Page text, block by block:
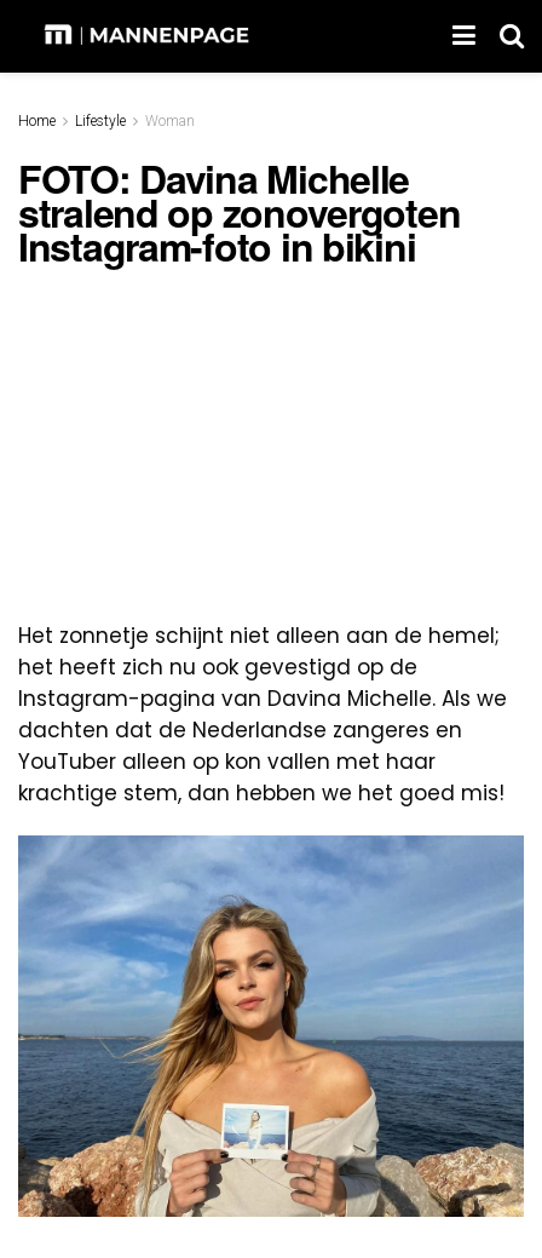
Home Lifestyle Woman
FOTO: Davina Michelle
stralend op zonovergoten
Instagram-foto in bikini
Het zonnetje schijnt niet alleen aan de hemel;
het heeft zich nu ook gevestigd op de
Instagram-pagina van Davina Michelle. Als we
dachten dat de Nederlandse zangeres en
YouTuber alleen op kon vallen met haar
krachtige stem, dan hebben we het goed mis!